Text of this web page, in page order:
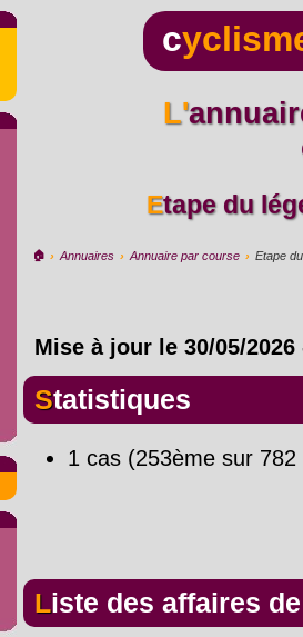
c
L'annuaire du dopage par
Etape du
🏠︎ › Annuaires › Annuaire par course › Etape
Mise à jour le 30/05/2026
Statistiques
1 cas (253ème sur 782
Liste des affaires